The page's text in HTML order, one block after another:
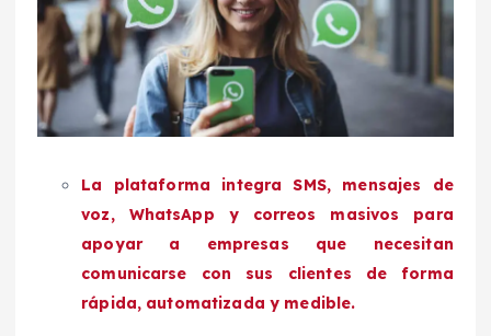
La plataforma integra SMS, mensajes de
voz, WhatsApp y correos masivos para
apoyar a empresas que necesitan
comunicarse con sus clientes de forma
rápida, automatizada y medible.